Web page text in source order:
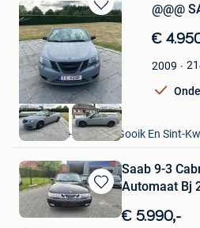
Bewaren
in
Mijn
Favorieten
@@@
€
2009
Fireman
Roosdaal+Deel Van Gooik En Sint-
Bewaren
in
Saab 9-3
Automaat Bj
€ 5.990,-